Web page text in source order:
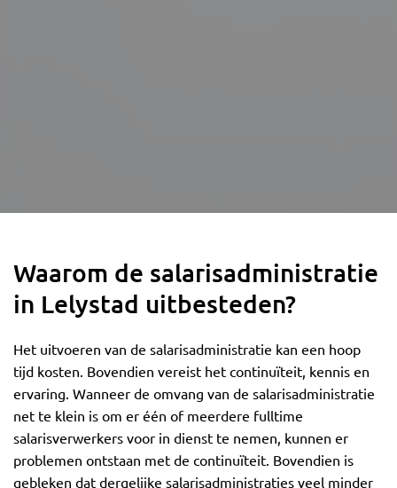
Waarom de salarisadministratie
in Lelystad uitbesteden?
Het uitvoeren van de salarisadministratie kan een hoop
tijd kosten. Bovendien vereist het continuïteit, kennis en
ervaring. Wanneer de omvang van de salarisadministratie
net te klein is om er één of meerdere fulltime
salarisverwerkers voor in dienst te nemen, kunnen er
problemen ontstaan met de continuïteit. Bovendien is
gebleken dat dergelijke salarisadministraties veel minder